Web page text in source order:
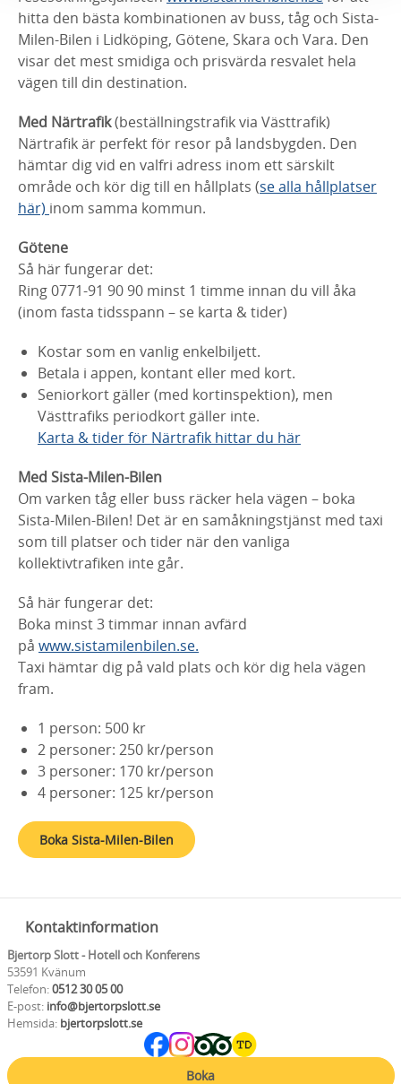
hitta den bästa kombinationen av buss, tåg och Sista-
Milen-Bilen i Lidköping, Götene, Skara och Vara. Den
visar det mest smidiga och prisvärda resvalet hela
vägen till din destination.
Med Närtrafik(beställningstrafik via Västtrafik)
Närtrafik är perfekt för resor på landsbygden. Den
hämtar dig vid en valfri adress inom ett särskilt
område och kör dig till en hållplats (se alla hållplatser
här) inom samma kommun.
Götene
Så här fungerar det:
Ring 0771-91 90 90 minst 1 timme innan du vill åka
(inom fasta tidsspann – se karta & tider)
Kostar som en vanlig enkelbiljett.
Betala i appen, kontant eller med kort.
Seniorkort gäller (med kortinspektion), men
Västtrafiks periodkort gäller inte.
Karta & tider för Närtrafik hittar du här
Med Sista-Milen-Bilen
Om varken tåg eller buss räcker hela vägen – boka
Sista-Milen-Bilen! Det är en samåkningstjänst med taxi
som till platser och tider när den vanliga
kollektivtrafiken inte går.
Så här fungerar det:
Boka minst 3 timmar innan avfärd
på www.sistamilenbilen.se.
Taxi hämtar dig på vald plats och kör dig hela vägen
fram.
1 person: 500 kr
2 personer: 250 kr/person
3 personer: 170 kr/person
4 personer: 125 kr/person
Boka Sista-Milen-Bilen
Kontaktinformation
Bjertorp Slott - Hotell och Konferens
53591 Kvänum
Telefon:0512 30 05 00
E-post: info@bjertorpslott.se
Hemsida: bjertorpslott.se
Boka